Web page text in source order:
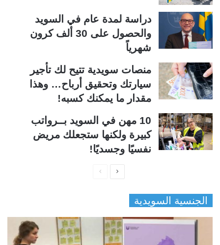
دراسة لمدة عام في السويد
والحصول على 30 ألف كرون
شهرياً
منصات سويدية تتيح لك تأجير
سيارتك وتحقيق أرباح… وهذا
مقدار ما يمكنك كسبه!
10 مهن في السويد بــرواتب
كبيرة ولكنها ستجعلك مريض
نفسيًا وجسديًا!
ح
ة
الجنسية السويدية